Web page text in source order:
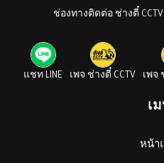
ช่องทางติดต่อ ช่างตี๋
แชท LINE เพจ ช่างตี๋ CCTV เพจ
เ
หน้า